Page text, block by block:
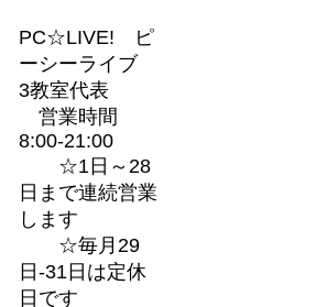
PC☆LIVE! ピ
ーシーライブ
3教室代表
営業時間
8:00-21:00
☆1日～28
日まで連続営業
します
☆毎月29
日-31日は定休
日です